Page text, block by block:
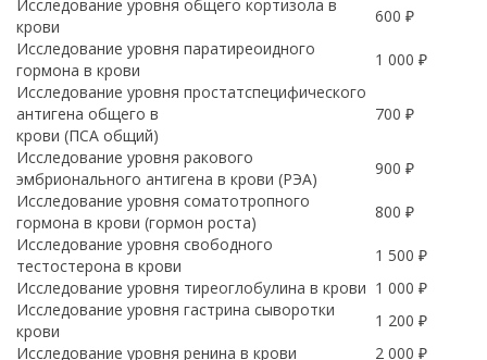
Исследование уровня общего кортизола в
крови
600 ₽
Исследование уровня паратиреоидного
гормона в крови
1 000 ₽
Исследование уровня простатспецифического
антигена общего в
крови (ПСА общий)
700 ₽
Исследование уровня ракового
эмбрионального антигена в крови (РЭА)
900 ₽
Исследование уровня соматотропного
гормона в крови (гормон роста)
800 ₽
Исследование уровня свободного
тестостерона в крови
1 500 ₽
Исследование уровня тиреоглобулина в крови 1 000 ₽
Исследование уровня гастрина сыворотки
крови
1 200 ₽
Исследование уровня ренина в крови
2 000 ₽